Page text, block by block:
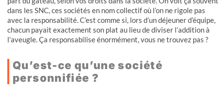
dans les SNC, ces sociétés en nom collectif où l’on ne rigole pas
avec la responsabilité. C’est comme si, lors d’un déjeuner d’équipe,
chacun payait exactement son plat au lieu de diviser l’addition à
l’aveugle. Ça responsabilise énormément, vous ne trouvez pas ?
Qu’est-ce qu’une société
personnifiée ?